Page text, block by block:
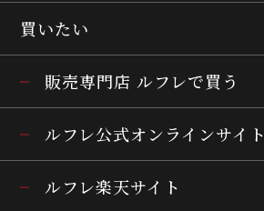
買いたい
販売専門店 ルフレで買う
ルフレ公式オンラインサイト
ルフレ楽天サイト